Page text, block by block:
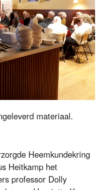
materiaal.
Heemkundekring
Heitkamp het
professor Dolly